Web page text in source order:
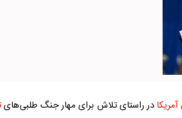
در راستای تلاش برای مهار جنگ طلبی‌های